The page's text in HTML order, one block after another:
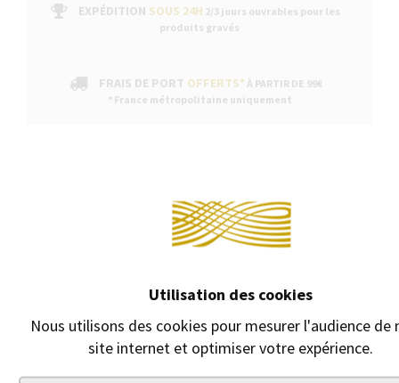
Utilisation des cookies
Nous utilisons des cookies pour mesurer l'audience de
site internet et optimiser votre expérience.
EXPÉDITION SOUS 24H 2/3 jours ouvrables pour les
produits gravés
FRAIS DE PORT OFFERTS* À PARTIR DE 99€
* France métropolitaine uniquement
Recharge "M22" pour stylo Lamy. Pour stylos "Agenda", "Pico" et